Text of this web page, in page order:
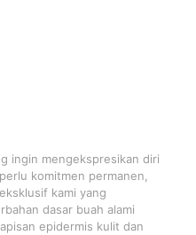
ingin mengekspresikan diri
komitmen permanen,
kami yang
dasar buah alami
epidermis kulit dan